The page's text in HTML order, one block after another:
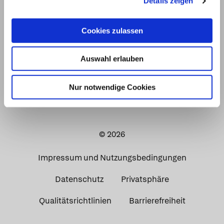
Cookies zulassen
Auswahl erlauben
Nur notwendige Cookies
© 2026
Impressum und Nutzungsbedingungen
Datenschutz Privatsphäre
Qualitätsrichtlinien Barrierefreiheit